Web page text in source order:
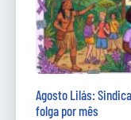
Agosto Lilás:
folga por mês